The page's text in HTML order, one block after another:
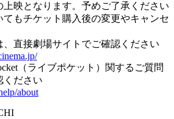
映となります。予めご了承ください
もチケット購入後の変更やキャンセ
直接劇場サイトでご確認ください
（ライブポケット）関するご質問
ください
about